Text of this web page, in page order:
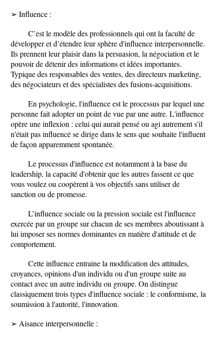
➢ Influence :
C’est le modèle des professionnels qui ont la faculté de
développer et d’étendre leur sphère d'influence interpersonnelle.
Ils prennent leur plaisir dans la persuasion, la négociation et le
pouvoir de détenir des informations et idées importantes.
Typique des responsables des ventes, des directeurs marketing,
des négociateurs et des spécialistes des fusions-acquisitions.
En psychologie, l'influence est le processus par lequel une
personne fait adopter un point de vue par une autre. L'influence
opère une inflexion : celui qui aurait pensé ou agi autrement s'il
n'était pas influencé se dirige dans le sens que souhaite l'influent
de façon apparemment spontanée.
Le processus d'influence est notamment à la base du
leadership, la capacité d'obtenir que les autres fassent ce que
vous voulez ou coopèrent à vos objectifs sans utiliser de
sanction ou de promesse.
L’influence sociale ou la pression sociale est l'influence
exercée par un groupe sur chacun de ses membres aboutissant à
lui imposer ses normes dominantes en matière d'attitude et de
comportement.
Cette influence entraine la modification des attitudes,
croyances, opinions d'un individu ou d'un groupe suite au
contact avec un autre individu ou groupe. On distingue
classiquement trois types d'influence sociale : le conformisme, la
soumission à l'autorité, l'innovation.
➢ Aisance interpersonnelle :